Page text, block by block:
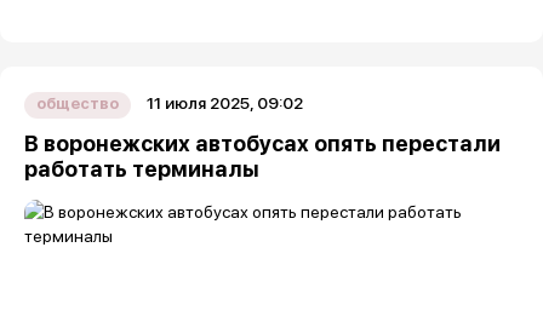
общество 11 июля 2025, 09:02
В воронежских автобусах опять перестали
работать терминалы